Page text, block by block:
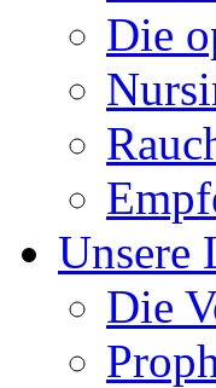
Die
Unsere
Die